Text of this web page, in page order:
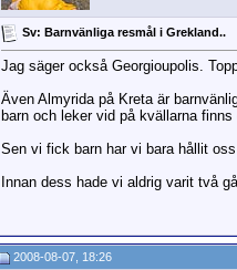
Sv: Barnvänliga resmål i Grekland..
Jag säger också Georgioupolis.
Även Almyrida på Kreta är
barn och leker vid på kvällarna finns
Sen vi fick barn har vi bara hållit
Innan dess hade vi aldrig varit två
2008-08-07, 18:26